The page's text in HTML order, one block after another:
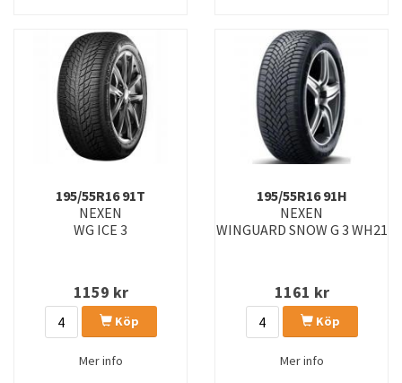
195/55R16 91T
NEXEN
WG ICE 3
1159 kr
Köp
Mer info
195/55R16 91H
NEXEN
WINGUARD SNOW G 3 WH21
1161 kr
Köp
Mer info